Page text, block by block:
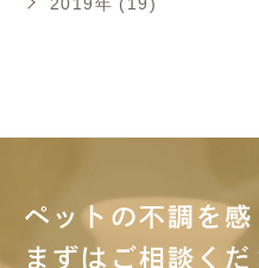
ペットの不調を感
まずはご相談くだ